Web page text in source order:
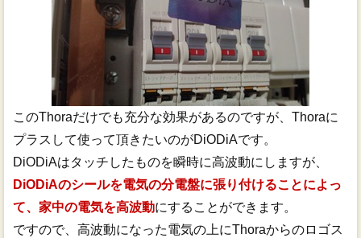
このThoraだけでも充分な効果があるのですが、Thoraに
プラスして使って頂きたいのがDiODiAです。
DiODiAはタッチしたものを瞬時に高波動にしますが、
DiODiAのシールを電気の分電盤に張り付けることによっ
て、家中の電気を高波動にすることができます。
ですので、高波動になった電気の上にThoraからのロゴス